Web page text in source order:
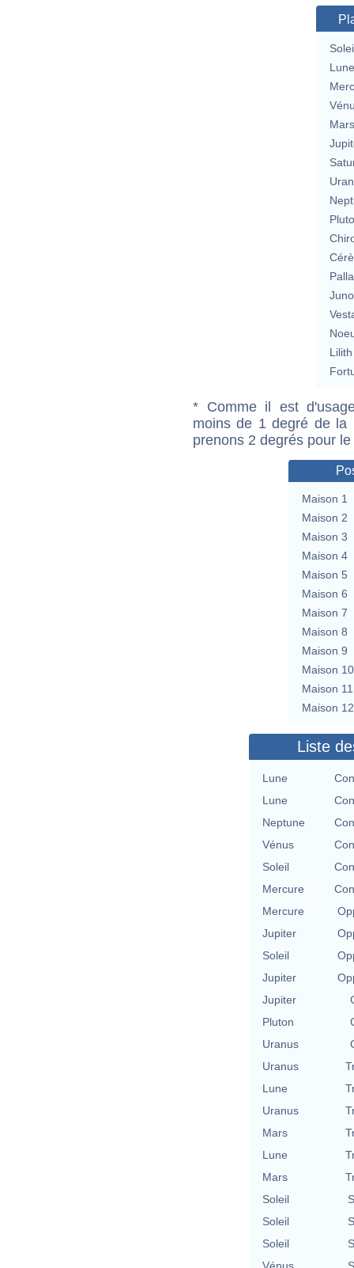
Lune
Mars
Lilith
* Comme il est
moins de 1 degré de la
prenons 2 degrés pour
Maison 1
Maison 2
Maison 3
Maison 4
Maison 5
Maison 6
Maison 7
Maison 8
Maison 9
Maison 10
Maison 11
Maison 12
Liste
Lune
Lune
Neptune
Vénus
Soleil
Mercure
Mercure
Jupiter
Soleil
Jupiter
Jupiter
Pluton
Uranus
Uranus
Lune
Uranus
Mars
Lune
Mars
Soleil
Soleil
Soleil
Vénus